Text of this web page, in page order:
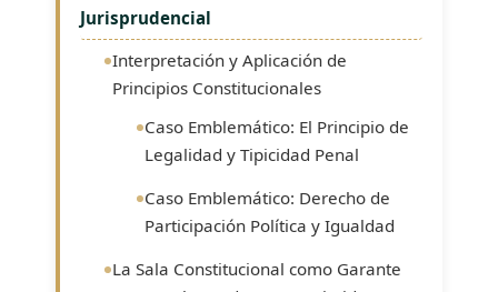
Jurisprudencial
Interpretación y Aplicación de
Principios Constitucionales
Caso Emblemático: El Principio de
Legalidad y Tipicidad Penal
Caso Emblemático: Derecho de
Participación Política y Igualdad
La Sala Constitucional como Garante